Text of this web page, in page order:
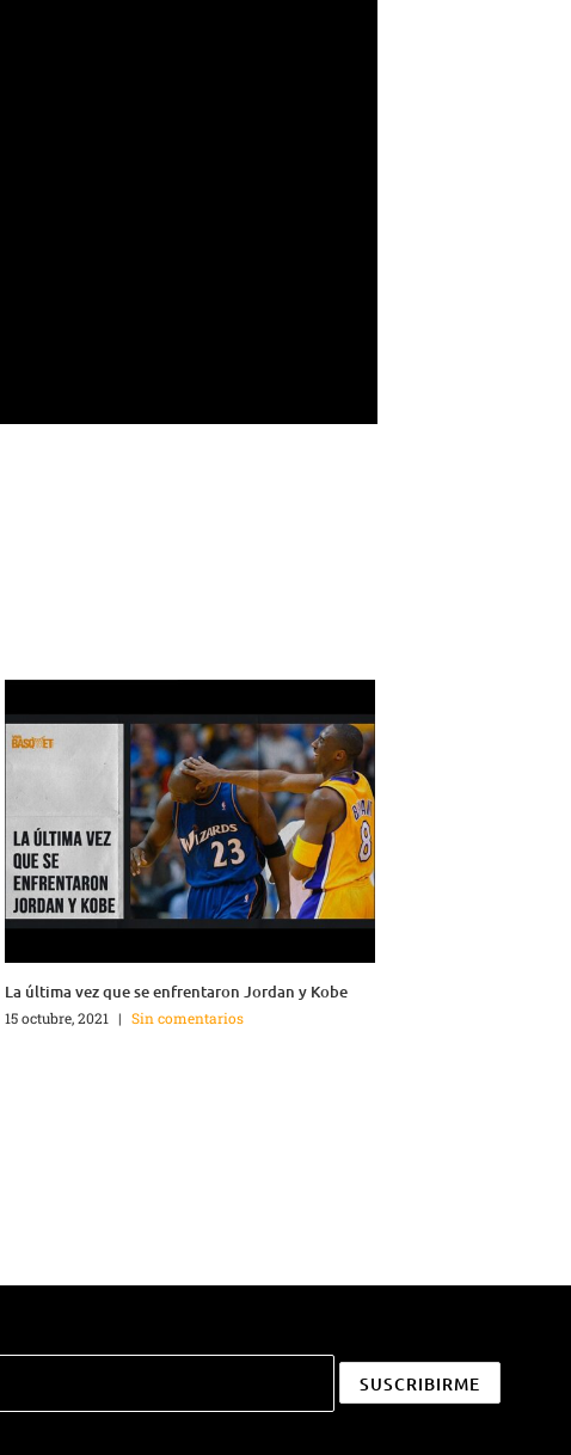
La última vez que se enfrentaron Jordan y Kobe
15 octubre, 2021 | Sin comentarios